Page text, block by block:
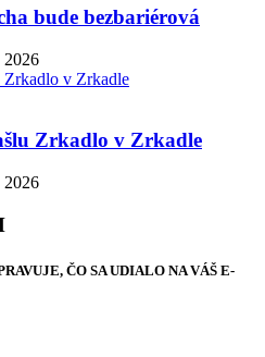
bude bezbariérová
Zrkadlo v Zrkadle
ČO SA UDIALO NA VÁŠ E-